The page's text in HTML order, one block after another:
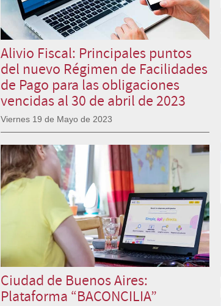
Alivio Fiscal: Principales puntos
del nuevo Régimen de Facilidades
de Pago para las obligaciones
vencidas al 30 de abril de 2023
Viernes 19 de Mayo de 2023
Ciudad de Buenos Aires:
Plataforma “BACONCILIA”